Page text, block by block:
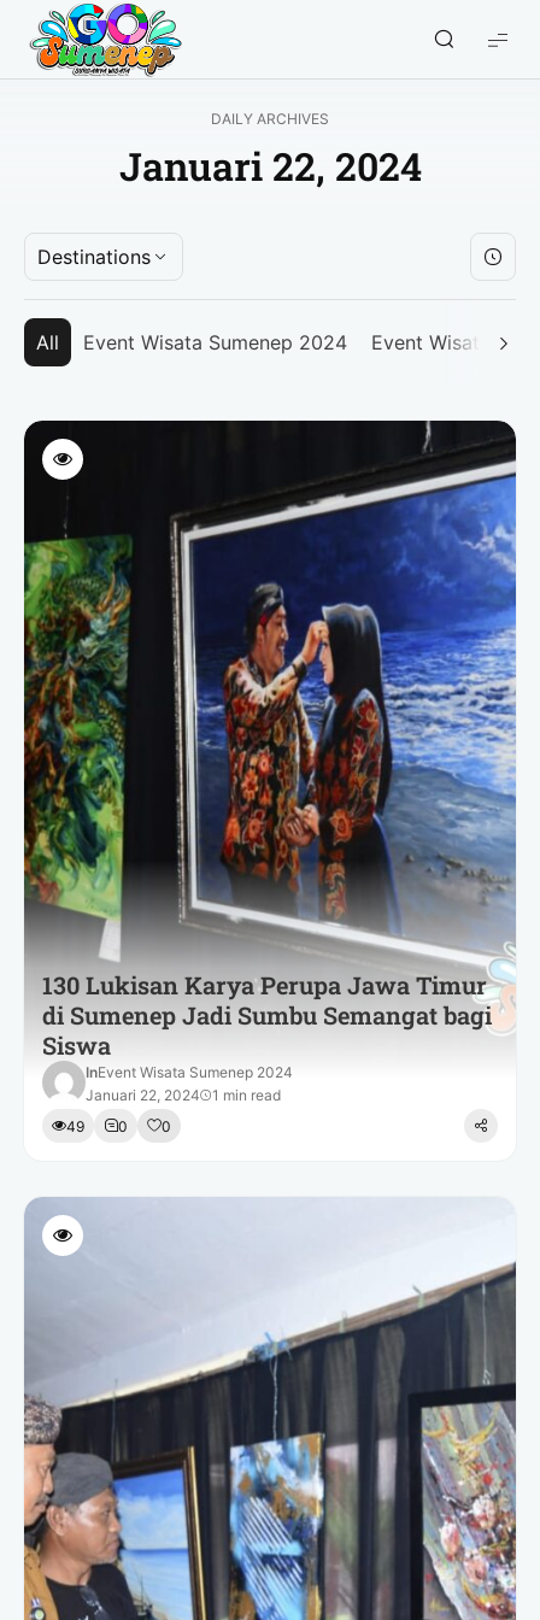
GO
Sumenep
DAILY ARCHIVES
Januari 22, 2024
Destinations
All Event Wisata Sumenep 2024 Event Wisata
130 Lukisan Karya Perupa Jawa Timur
di Sumenep Jadi Sumbu Semangat bagi
Siswa
InEvent Wisata Sumenep 2024
Januari 22, 2024
1 min read
49
0 0